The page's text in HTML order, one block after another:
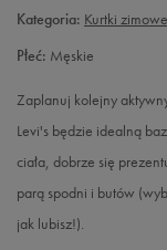
Kategoria: Kurtki zimowe
Płeć: Męskie
Zaplanuj kolejny
Levi's będzie idealną
ciała, dobrze się
parą spodni i butów
jak lubisz!).